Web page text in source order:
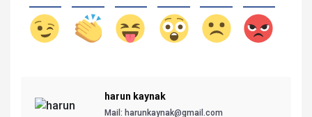
harun kaynak
Mail: harunkaynak@gmail.com